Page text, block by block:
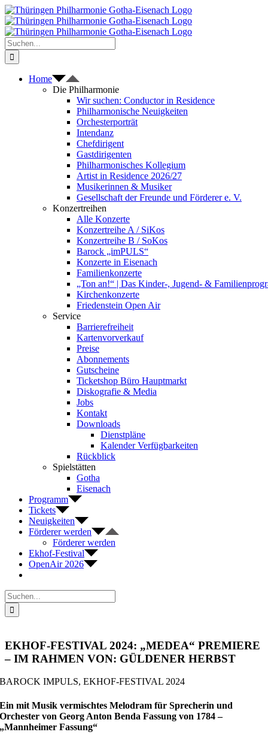
Zum
Inhalt
springen
Suche
nach:
Home
Die Philharmonie
Wir suchen: Conductor in Residence
Philharmonische Neuigkeiten
Orchesterporträt
Intendanz
Chefdirigent
Gastdirigenten
Philharmonisches Kollegium
Artist in Residence 2026/27
Musikerinnen & Musiker
Gesellschaft der Freunde und Förderer e. V.
Konzertreihen
Alle Konzerte
Konzertreihe A / SiKos
Konzertreihe B / SoKos
Barock „imPULS“
Konzerte in Eisenach
Familienkonzerte
„Ton an!“ | Das Kinder-, Jugend- &
Kirchenkonzerte
Friedenstein Open Air
Service
Barrierefreiheit
Kartenvorverkauf
Preise
Abonnements
Gutscheine
Ticketshop Büro Hauptmarkt
Diskografie & Media
Jobs
Kontakt
Downloads
Dienstpläne
Kalender Verfügbarkeiten
Rückblick
Spielstätten
Gotha
Eisenach
Programm
Tickets
Neuigkeiten
Förderer werden
Förderer werden
Ekhof-Festival
OpenAir 2026
Suche
nach:
EKHOF-FESTIVAL 2024: „MEDEA“ PREMIERE
– IM RAHMEN VON: GÜLDENER HERBST
BAROCK IMPULS, EKHOF-FESTIVAL 2024
Ein mit Musik vermischtes Melodram für Sprecherin und
Orchester von Georg Anton Benda Fassung von 1784 –
„Mannheimer Fassung“